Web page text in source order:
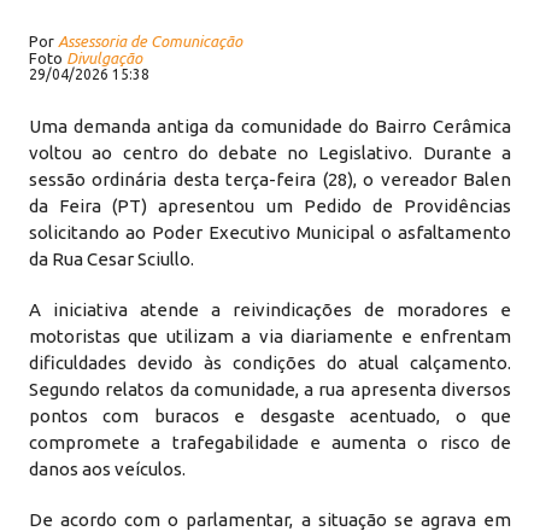
Por Assessoria de Comunicação
Foto Divulgação
29/04/2026 15:38
Uma demanda antiga da comunidade do Bairro Cerâmica
voltou ao centro do debate no Legislativo. Durante a
sessão ordinária desta terça-feira (28), o vereador Balen
da Feira (PT) apresentou um Pedido de Providências
solicitando ao Poder Executivo Municipal o asfaltamento
da Rua Cesar Sciullo.
A iniciativa atende a reivindicações de moradores e
motoristas que utilizam a via diariamente e enfrentam
dificuldades devido às condições do atual calçamento.
Segundo relatos da comunidade, a rua apresenta diversos
pontos com buracos e desgaste acentuado, o que
compromete a trafegabilidade e aumenta o risco de
danos aos veículos.
De acordo com o parlamentar, a situação se agrava em